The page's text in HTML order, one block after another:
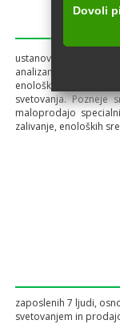
Dovoli
ustanovljeno konec
analizami tal za
enološkimi sredstvi
svetovanja. Pozneje
maloprodajo
zalivanje, enoloških
zaposlenih 7 ljudi,
svetovanjem in